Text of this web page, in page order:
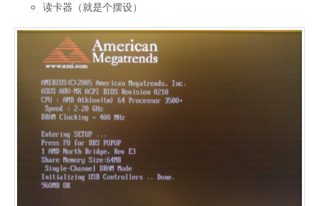
读卡器（就是个摆设）